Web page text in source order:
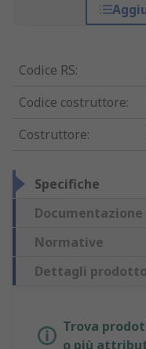
Codice RS:
Codice costruttore:
Costruttore:
Specifiche
Documentazione
Normative
Dettagli prodotto
Trova
o più